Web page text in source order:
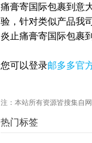
痛膏寄国际包裹到意
验，针对类似产品我
炎止痛膏寄国际包裹
您可以登录邮多多官
注：本站所有资源皆搜集自
热门标签